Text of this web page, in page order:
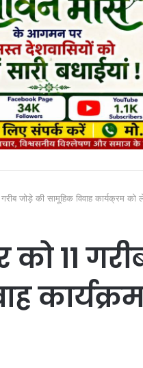
गरीब जोड़े की सामूहिक विवाह कार्यक्रम
को 11